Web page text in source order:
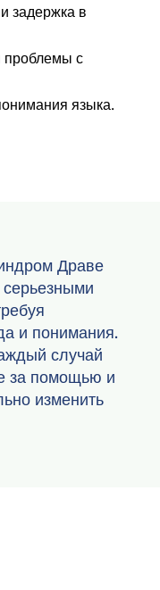
задержка в
проблемы с
языка.
Драве
и понимания.
случай
за помощью и
изменить